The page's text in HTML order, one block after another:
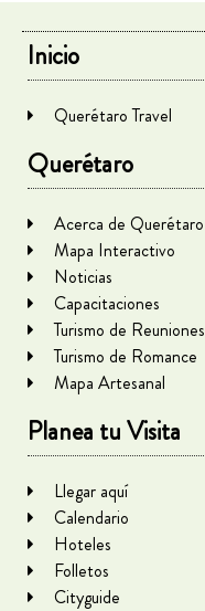
Inicio
Querétaro Travel
Querétaro
Acerca de Querétaro
Mapa Interactivo
Noticias
Capacitaciones
Turismo de Reuniones
Turismo de Romance
Mapa Artesanal
Planea tu Visita
Llegar aquí
Calendario
Hoteles
Folletos
Cityguide